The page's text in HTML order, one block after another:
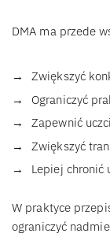
DMA ma przede
Zwiększyć
Ograniczyć
Zapewnić
Zwiększyć
Lepiej chronić
W praktyce
ograniczyć